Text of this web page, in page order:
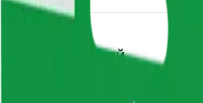
Назад
Для помещений